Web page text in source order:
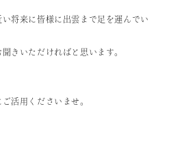
い将来に皆様に出雲まで足を運んでい
きいただければと思います。
活用くださいませ。